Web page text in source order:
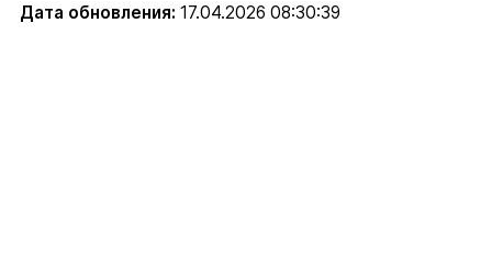
Дата обновления: 17.04.2026 08:30:39